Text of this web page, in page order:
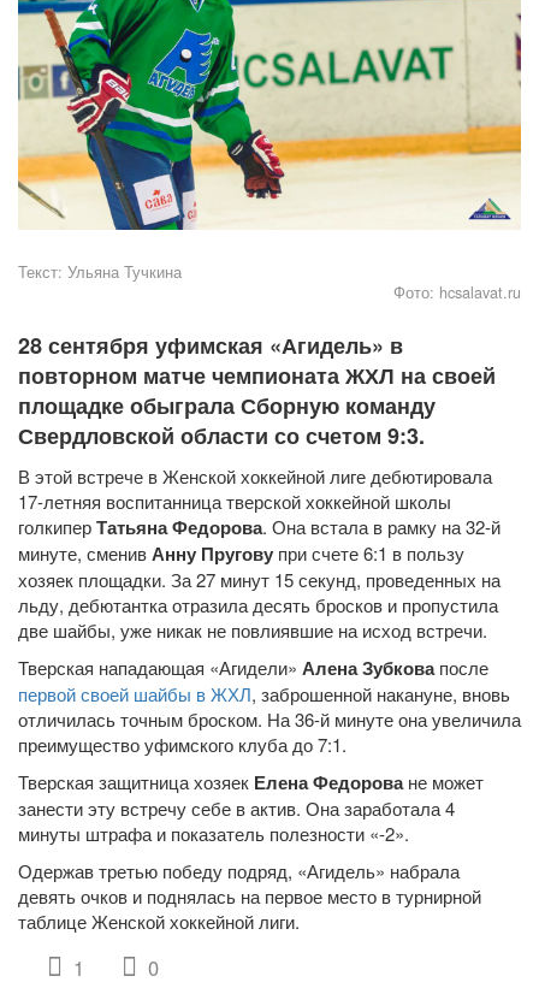
Текст: Ульяна Тучкина
Фото: hcsalavat.ru
28 сентября уфимская «Агидель» в
повторном матче чемпионата ЖХЛ на своей
площадке обыграла Сборную команду
Свердловской области со счетом 9:3.
В этой встрече в Женской хоккейной лиге дебютировала
17-летняя воспитанница тверской хоккейной школы
голкиперТатьяна Федорова. Она встала в рамку на 32-й
минуте, сменивАнну Пругову при счете 6:1 в пользу
хозяек площадки. За 27 минут 15 секунд, проведенных на
льду, дебютантка отразила десять бросков и пропустила
две шайбы, уже никак не повлиявшие на исход встречи.
Тверская нападающая «Агидели» Алена Зубковапосле
первой своей шайбы в ЖХЛ, заброшенной накануне, вновь
отличилась точным броском. На 36-й минуте она увеличила
преимущество уфимского клуба до 7:1.
Тверская защитница хозяек Елена Федороване может
занести эту встречу себе в актив. Она заработала 4
минуты штрафа и показатель полезности «-2».
Одержав третью победу подряд, «Агидель» набрала
девять очков и поднялась на первое место в турнирной
таблице Женской хоккейной лиги.
1 0